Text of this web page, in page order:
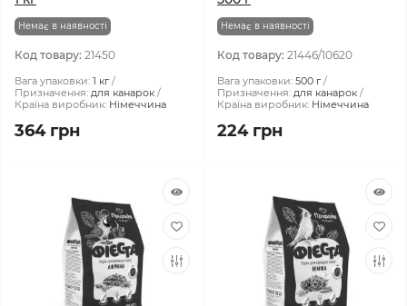
Немає в наявності
Код товару: 21450
Вага упаковки: 1 кг
Призначення: для канарок
Країна виробник: Німеччина
364 грн
Немає в наявності
Код товару: 21446/10620
Вага упаковки: 500 г
Призначення: для канарок
Країна виробник: Німеччина
224 грн